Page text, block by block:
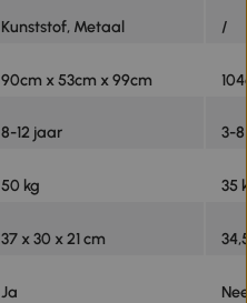
Kunststof, Metaal
/
90cm x 53cm x 99cm
8-12 jaar
3-
50 kg
35
37 x 30 x 21 cm
Ja